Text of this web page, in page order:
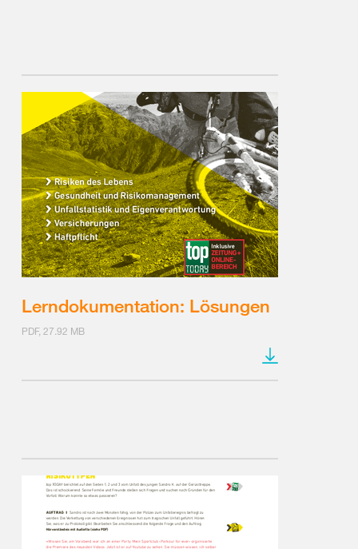
Lerndokumentation: Lösungen
PDF, 27.92 MB